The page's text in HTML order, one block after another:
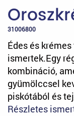
31006800
Édes és
ismertek.Egy
kombináció,
gyümölccsel
piskótából és
Részletes